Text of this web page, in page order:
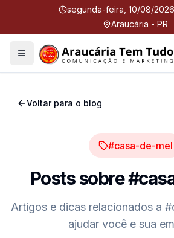
segunda-feira, 10/08/
Araucária - PR
Menu
Voltar para o blog
#casa-de-mel
Posts sobre
Artigos e dicas relacionados a
ajudar você e sua